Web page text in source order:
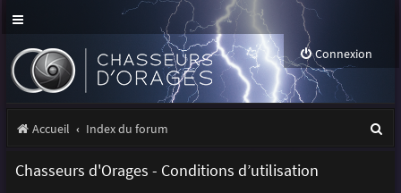
Connexion
Accueil Index du forum
Chasseurs d'Orages - Conditions d’utilisation